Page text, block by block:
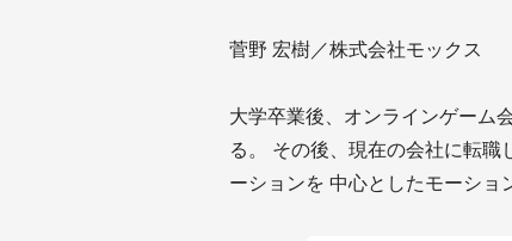
菅野 宏樹／株式会社モックス
大学卒業後、オンラインゲーム
る。 その後、現在の会社に転
ーションを 中心としたモーショ